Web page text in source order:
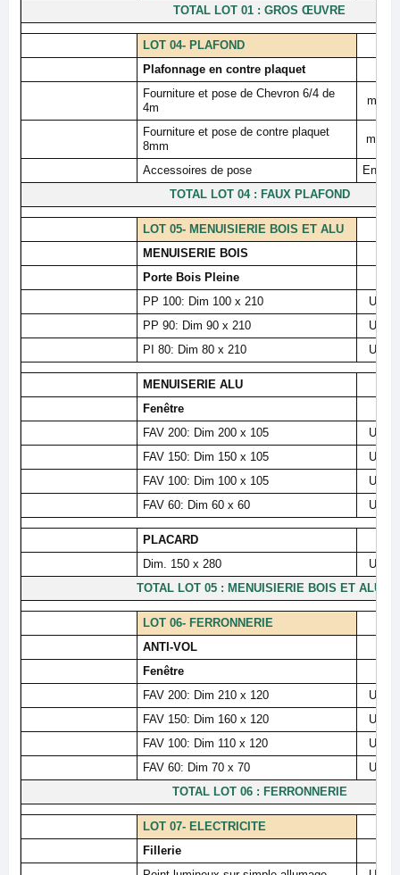
TOTAL LOT 01 : GROS ŒUVRE
LOT 04- PLAFOND
Plafonnage en contre plaquet
Fourniture et pose de Chevron 6/4 de
4m
ml
Fourniture et pose de contre plaquet
8mm
m²
Accessoires de pose
Ens
TOTAL LOT 04 : FAUX PLAFOND
LOT 05- MENUISIERIE BOIS ET ALU
MENUISERIE BOIS
Porte Bois Pleine
PP 100: Dim 100 x 210
U
PP 90: Dim 90 x 210
U
PI 80: Dim 80 x 210
U
MENUISERIE ALU
Fenêtre
FAV 200: Dim 200 x 105
U
FAV 150: Dim 150 x 105
U
FAV 100: Dim 100 x 105
U
FAV 60: Dim 60 x 60
U
PLACARD
Dim. 150 x 280
U
TOTAL LOT 05 : MENUISIERIE BOIS ET ALU
LOT 06- FERRONNERIE
ANTI-VOL
Fenêtre
FAV 200: Dim 210 x 120
U
FAV 150: Dim 160 x 120
U
FAV 100: Dim 110 x 120
U
FAV 60: Dim 70 x 70
U
TOTAL LOT 06 : FERRONNERIE
LOT 07- ELECTRICITE
Fillerie